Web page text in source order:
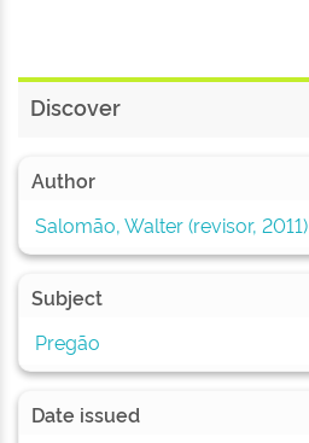
Discover
Author
Salomão, Walter (revisor, 2011)
Subject
Pregão
Date issued